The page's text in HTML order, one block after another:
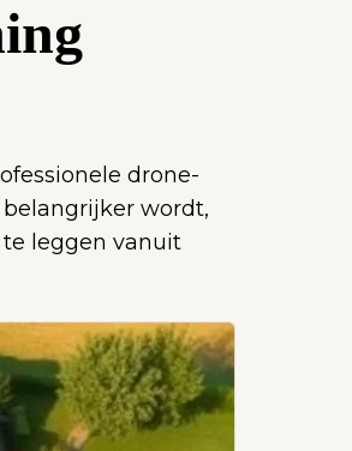
drone-
wordt,
leggen vanuit